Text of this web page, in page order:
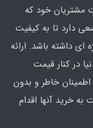
مشتریان خود که
دارد تا به کیفیت
داشته باشد. ارائه
در کنار قیمت
خاطر و بدون
خرید آنها اقدام